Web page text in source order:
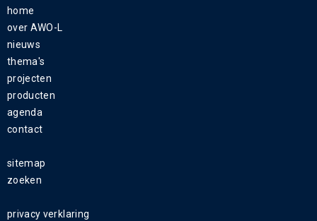
home
over AWO-L
nieuws
thema's
projecten
producten
agenda
contact
sitemap
zoeken
privacy verklaring